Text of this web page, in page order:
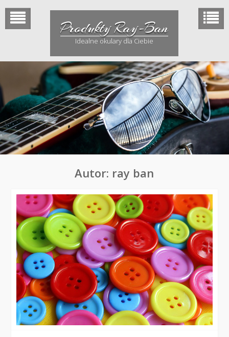
Skip
content
Produkty Ray-Ban
Idealne okulary dla Ciebie
Autor: ray ban